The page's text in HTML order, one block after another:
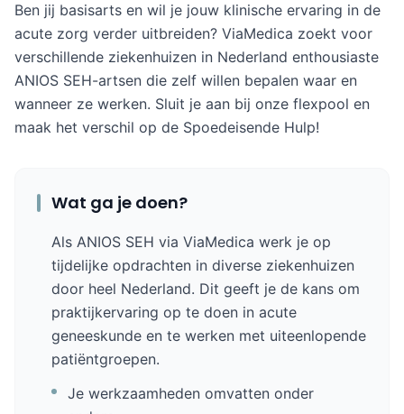
Ben jij basisarts en wil je jouw klinische ervaring in de
acute zorg verder uitbreiden? ViaMedica zoekt voor
verschillende ziekenhuizen in Nederland enthousiaste
ANIOS SEH-artsen die zelf willen bepalen waar en
wanneer ze werken. Sluit je aan bij onze flexpool en
maak het verschil op de Spoedeisende Hulp!
Wat ga je doen?
Als ANIOS SEH via ViaMedica werk je op
tijdelijke opdrachten in diverse ziekenhuizen
door heel Nederland. Dit geeft je de kans om
praktijkervaring op te doen in acute
geneeskunde en te werken met uiteenlopende
patiëntgroepen.
Je werkzaamheden omvatten onder